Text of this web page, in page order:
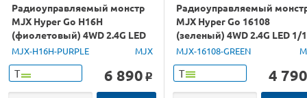
Радиоуправляемый монстр
MJX Hyper Go H16H
(фиолетовый) 4WD 2.4G LED
GPS 1/16 RTR
MJX-H16H-PURPLE MJX
Т 6 890 o
Радиоуправляемый
MJX Hyper Go 16108
(зеленый) 4WD 2.4G LED 1/
RTR
MJX-16108-GREEN
Т 4 790